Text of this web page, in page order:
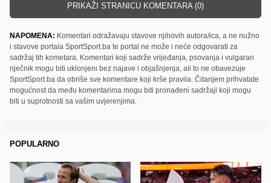
PRIKAŽI STRANICU KOMENTARA (0)
NAPOMENA: Komentari odražavaju stavove njihovih autora/ica, a ne nužno
i stavove portala SportSport.ba te portal ne može i neće odgovarati za
sadržaj tih kometara. Komentari koji sadrže vrijeđanja, psovanja i vulgaran
riječnik mogu biti uklonjeni bez najave i objašnjenja, ali to ne obavezuje
SportSport.ba da obriše sve komentare koji krše pravila. Čitanjem prihvatate
mogućnost da među komentarima mogu biti pronađeni sadržaji koji mogu
biti u suprotnosti sa vašim uvjerenjima.
POPULARNO